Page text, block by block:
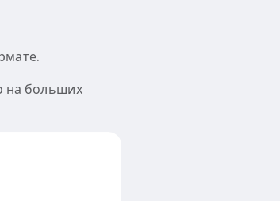
на больших